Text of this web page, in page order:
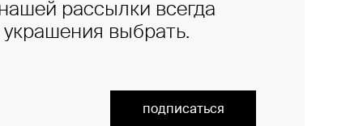
рассылки всегда
украшения выбрать.
подписаться